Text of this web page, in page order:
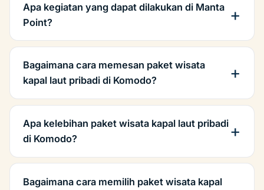
Apa kegiatan yang dapat dilakukan di Manta
Point?
Bagaimana cara memesan paket wisata
kapal laut pribadi di Komodo?
Apa kelebihan paket wisata kapal laut pribadi
di Komodo?
Bagaimana cara memilih paket wisata kapal